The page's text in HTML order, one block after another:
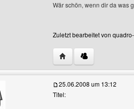
Wär schön, wenn dir da was
Zuletzt bearbeitet von
Website dieses
25.06.2008 um 13:12
Titel: